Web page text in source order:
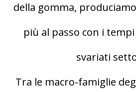
della gomma,
più al passo con i
svariati
Tra le macro-famiglie